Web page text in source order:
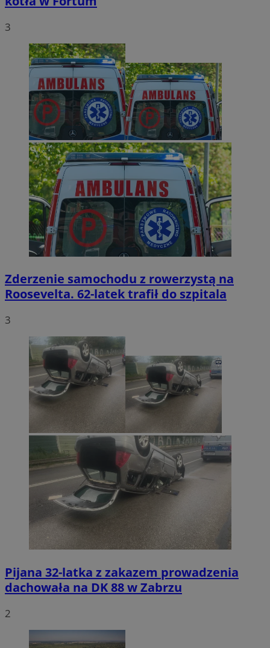
3
Zderzenie samochodu z rowerzystą na
Roosevelta. 62-latek trafił do szpitala
3
Pijana 32-latka z zakazem prowadzenia
dachowała na DK 88 w Zabrzu
2